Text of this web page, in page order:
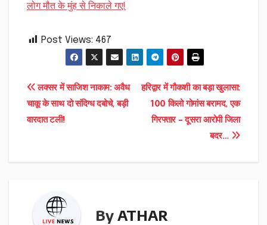
लोग मौत के मुंह से निकाले गए!
Post Views: 467
Post
navigation
हरिद्वार में गौकशी का बड़ा खुलासा:
100 किलो गोमांस बरामद, एक
गिरफ्तार – दूसरा आरोपी जिला
बदर…
लक्सर में साजिश नाकाम: अवैध
चाकू के साथ दो संदिग्ध दबोचे, बड़ी
वारदात टली!
By ATHAR